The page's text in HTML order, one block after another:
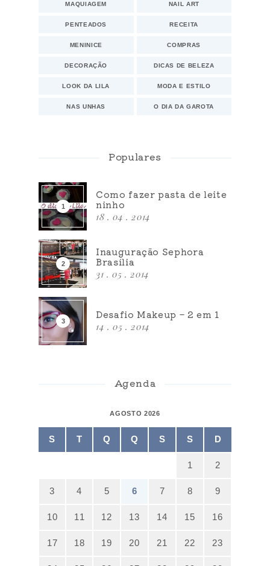
MAQUIAGEM NAIL ART
PENTEADOS RECEITA
MENINICE COMPRAS
DECORAÇÃO DICAS DE BELEZA
LOOK DA LILA MODA E ESTILO
NAS UNHAS O DIA DA GAROTA
Populares
Como fazer pasta de leite
ninho
18 . 04 . 2014
Inauguração Sephora
Brasília
31 . 05 . 2014
Desafio Makeup – 2 em 1
14 . 05 . 2014
Agenda
AGOSTO 2026
S T Q Q S S D
1 2
3 4 5 6 7 8 9
10 11 12 13 14 15 16
17 18 19 20 21 22 23